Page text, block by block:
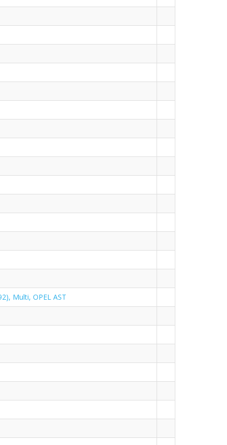
Multi, OPEL AST